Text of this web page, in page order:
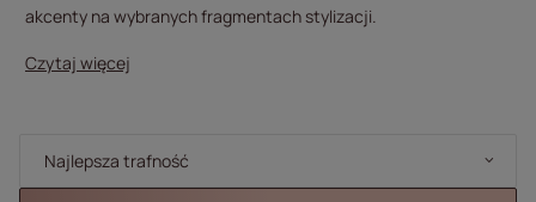
akcenty na wybranych fragmentach stylizacji.
Czytaj więcej
Zmień sortowanie
Najlepsza trafność